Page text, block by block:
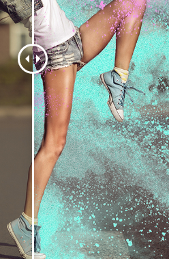
proizvoda Uređivanje fotografija nakita